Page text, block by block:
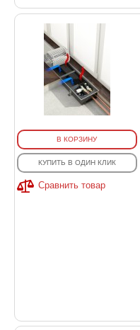
В КОРЗИНУ
КУПИТЬ В ОДИН КЛИК
Сравнить товар